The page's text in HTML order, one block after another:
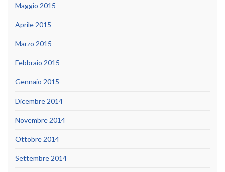
Maggio 2015
Aprile 2015
Marzo 2015
Febbraio 2015
Gennaio 2015
Dicembre 2014
Novembre 2014
Ottobre 2014
Settembre 2014